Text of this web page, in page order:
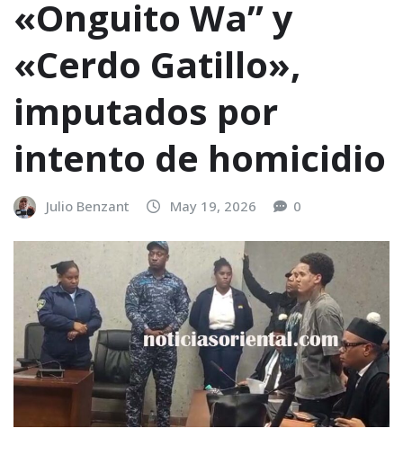
«Onguito Wa” y
«Cerdo Gatillo»,
imputados por
intento de homicidio
Julio Benzant May 19, 2026 0